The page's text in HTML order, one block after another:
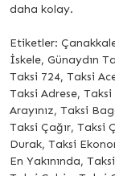
daha kolay.
Etiketler:
İskele, Günaydın
Taksi 724, Taksi
Taksi Adrese, Taksi
Arayınız, Taksi
Taksi Çağır, Taksi
Durak, Taksi
En Yakınında,